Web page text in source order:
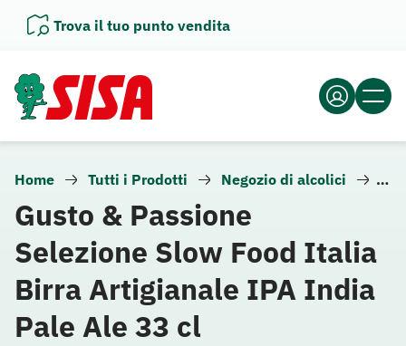
Trova il tuo punto vendita
Home Tutti i Prodotti Negozio di alcolici
Gusto & Passione
Selezione Slow Food Italia
Birra Artigianale IPA India
Pale Ale 33 cl